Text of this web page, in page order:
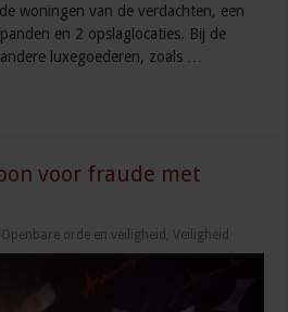
woningen van de verdachten, een
en 2 opslaglocaties. Bij de
luxegoederen, zoals …
voor fraude met
Openbare orde en veiligheid ,Veiligheid